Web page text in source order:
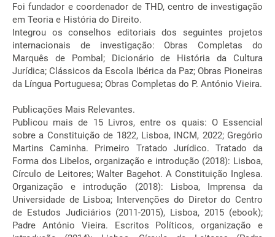
Foi fundador e coordenador de THD, centro de investigação
em Teoria e História do Direito.
Integrou os conselhos editoriais dos seguintes projetos
internacionais de investigação: Obras Completas do
Marquês de Pombal; Dicionário de História da Cultura
Jurídica; Clássicos da Escola Ibérica da Paz; Obras Pioneiras
da Língua Portuguesa; Obras Completas do P. António Vieira.
Publicações Mais Relevantes.
Publicou mais de 15 Livros, entre os quais: O Essencial
sobre a Constituição de 1822, Lisboa, INCM, 2022; Gregório
Martins Caminha. Primeiro Tratado Jurídico. Tratado da
Forma dos Libelos, organização e introdução (2018): Lisboa,
Círculo de Leitores; Walter Bagehot. A Constituição Inglesa.
Organização e introdução (2018): Lisboa, Imprensa da
Universidade de Lisboa; Intervenções do Diretor do Centro
de Estudos Judiciários (2011-2015), Lisboa, 2015 (ebook);
Padre António Vieira. Escritos Políticos, organização e